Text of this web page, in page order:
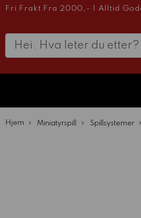
Fri Frakt Fra 2000,- Alltid
Hjem Miniatyrspill Spillsystemer